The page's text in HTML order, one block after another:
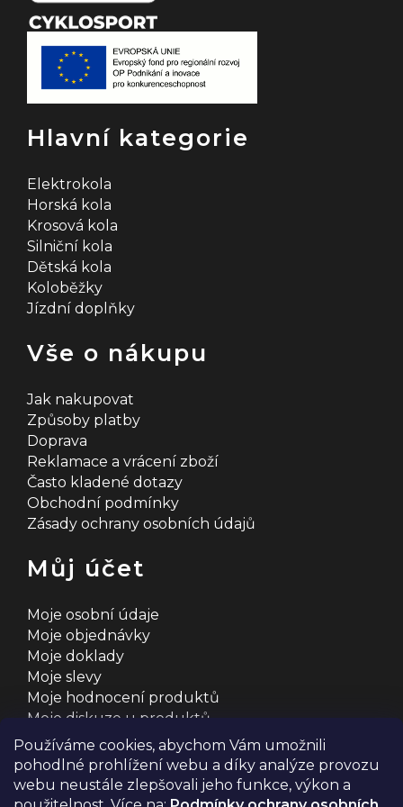
Používáme cookies, abychom Vám umožnili
pohodlné prohlížení webu a díky analýze provozu
webu neustále zlepšovali jeho funkce, výkon a
Hlavní kategorie
Elektrokola
Horská kola
Krosová kola
Silniční kola
Dětská kola
Koloběžky
Jízdní doplňky
Vše o nákupu
Jak nakupovat
Způsoby platby
Doprava
Reklamace a vrácení zboží
Často kladené dotazy
Obchodní podmínky
Zásady ochrany osobních údajů
Můj účet
Moje osobní údaje
Moje objednávky
Moje doklady
Moje slevy
Moje hodnocení produktů
Moje diskuze u produktů